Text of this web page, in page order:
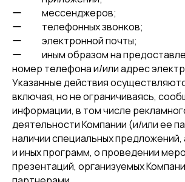
ー мессенджеров;
ー телефонных звонков;
ー электронной почты;
ー иным образом на
номер телефона и/или адрес
Указанные действия
включая, но не ограничиваясь,
информации, в том числе
деятельности Компании (и/или ее
наличии специальных предложений,
и иных программ, о проведении
презентаций, организуемых